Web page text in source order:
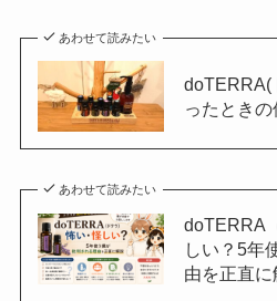
あわせて読みたい
doTERRA(
ったとき
あわせて読みたい
doTERRA
しい？5年
由を正直に